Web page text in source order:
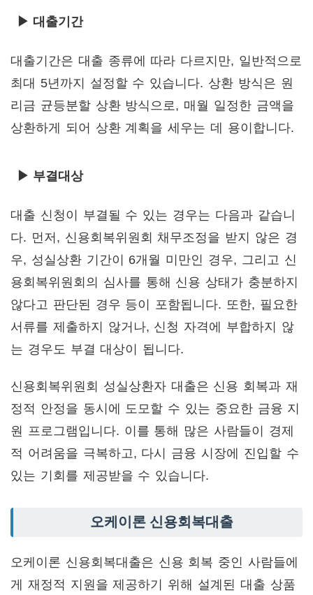
▶ 대출기간
대출기간은 대출 종류에 따라 다르지만, 일반적으로
최대 5년까지 설정할 수 있습니다. 상환 방식은 원
리금 균등분할 상환 방식으로, 매월 일정한 금액을
상환하게 되어 상환 계획을 세우는 데 용이합니다.
▶ 부결대상
대출 신청이 부결될 수 있는 경우는 다음과 같습니
다. 먼저, 신용회복위원회 채무조정을 받지 않은 경
우, 성실상환 기간이 6개월 미만인 경우, 그리고 신
용회복위원회의 심사를 통해 신용 상태가 충분하지
않다고 판단된 경우 등이 포함됩니다. 또한, 필요한
서류를 제출하지 않거나, 신청 자격에 부합하지 않
는 경우도 부결 대상이 됩니다.
신용회복위원회 성실상환자 대출은 신용 회복과 재
정적 안정을 동시에 도모할 수 있는 중요한 금융 지
원 프로그램입니다. 이를 통해 많은 사람들이 경제
적 어려움을 극복하고, 다시 금융 시장에 진입할 수
있는 기회를 제공받을 수 있습니다.
오케이론 신용회복대출
오케이론 신용회복대출은 신용 회복 중인 사람들에
게 재정적 지원을 제공하기 위해 설계된 대출 상품